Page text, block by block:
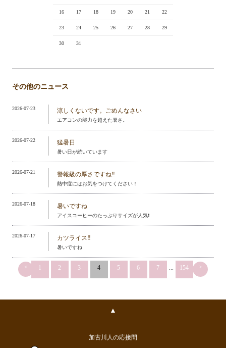
16 17 18 19 20 21 22
23 24 25 26 27 28 29
30 31
その他のニュース
2026-07-23 涼しくないです。ごめんなさい
エアコンの能力を超えた暑さ。
2026-07-22 猛暑日
暑い日が続いています
2026-07-21 警報級の厚さですね‼️
熱中症にはお気をつけてください！
2026-07-18 暑いですね
アイスコーヒーのたっぷりサイズが人気❗️
2026-07-17 カツライス‼️
暑いですね
< 1 2 3 4 5 6 7 ... 154 >
▲
加古川人の応接間